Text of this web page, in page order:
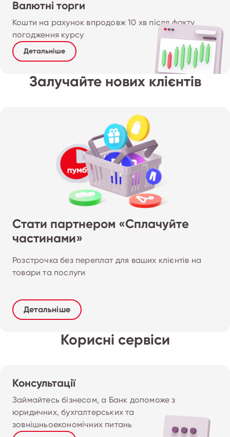
Валютні торги
Кошти на рахунок впродовж 10 хв після факту
погодження курсу
Детальніше
Залучайте нових клієнтів
Стати партнером «Сплачуйте
частинами»
Розстрочка без переплат для ваших клієнтів на
товари та послуги
Детальніше
Корисні сервіси
Консультації
Займайтесь бізнесом, а Банк допоможе з
юридичних, бухгалтерських та
зовнішньоекономічних питань